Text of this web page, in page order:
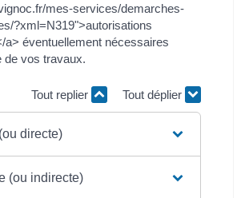
mes-services/demarches-
?xml=N319">autorisations
a> éventuellement nécessaires
de vos travaux.
Tout replier Tout déplier
directe)
(ou indirecte)